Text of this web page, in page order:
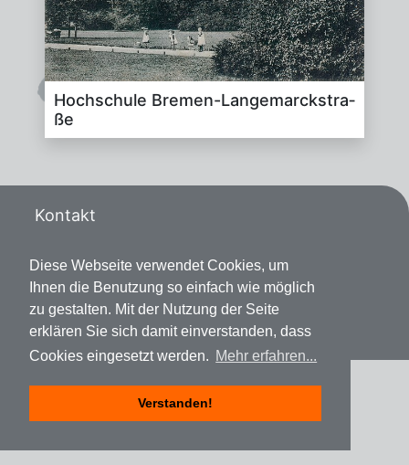
Diese Webseite verwendet Cookies, um
Ihnen die Benutzung so einfach wie möglich
zu gestalten. Mit der Nutzung der Seite
erklären Sie sich damit einverstanden, dass
Cookies eingesetzt werden. Mehr erfahren...
Verstanden!
Hoch­schu­le Bre­men-Lan­ge­m­arck­stra­
ße
Kontakt
Datenschutz
Impressum